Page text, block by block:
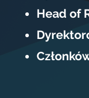
Head of